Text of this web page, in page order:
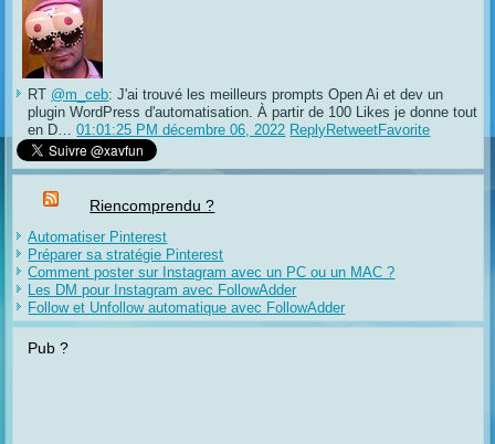
RT @m_ceb: J'ai trouvé les meilleurs prompts Open Ai et dev un
plugin WordPress d'automatisation. À partir de 100 Likes je donne tout
en D…
01:01:25 PM décembre 06, 2022 ReplyRetweetFavorite
Riencomprendu ?
Automatiser Pinterest
Préparer sa stratégie Pinterest
Comment poster sur Instagram avec un PC ou un MAC ?
Les DM pour Instagram avec FollowAdder
Follow et Unfollow automatique avec FollowAdder
Pub ?